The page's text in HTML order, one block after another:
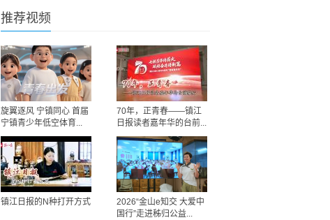
推荐视频
旋翼逐风 宁镇同心 首届
宁镇青少年低空体育...
70年，正青春——镇江
日报读者嘉年华的台前...
镇江日报的N种打开方式
2026“金山e知交 大爱中
国行”走进秭归公益...